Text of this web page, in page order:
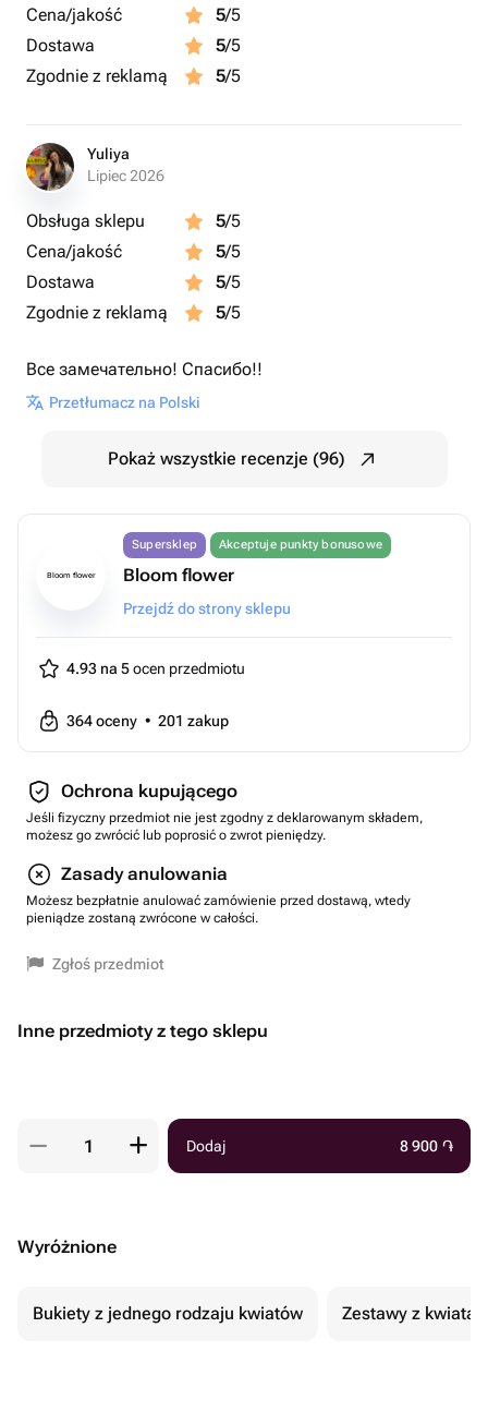
Cena/jakość 5/5
Dostawa
5/5
Zgodnie z reklamą
5/5
Yuliya
Lipiec 2026
Obsługa sklepu 5/5
Cena/jakość
5/5
Dostawa
5/5
Zgodnie z reklamą
5/5
Все замечательно! Спасибо!!
Przetłumacz na Polski
Pokaż wszystkie recenzje (96)
Bloom flower
Supersklep Akceptuje punkty bonusowe
Bloom flower
Przejdź do strony sklepu
4.93 na 5ocen przedmiotu
364oceny • 201 zakup
Ochrona kupującego
Jeśli fizyczny przedmiot nie jest zgodny z deklarowanym składem,
możesz go zwrócić lub poprosić o zwrot pieniędzy.
Zasady anulowania
Możesz bezpłatnie anulować zamówienie przed dostawą, wtedy
pieniądze zostaną zwrócone w całości.
Zgłoś przedmiot
Inne przedmioty z tego sklepu
Dodaj 8 900 ֏
Wyróżnione
Bukiety z jednego rodzaju kwiatów Zestawy z